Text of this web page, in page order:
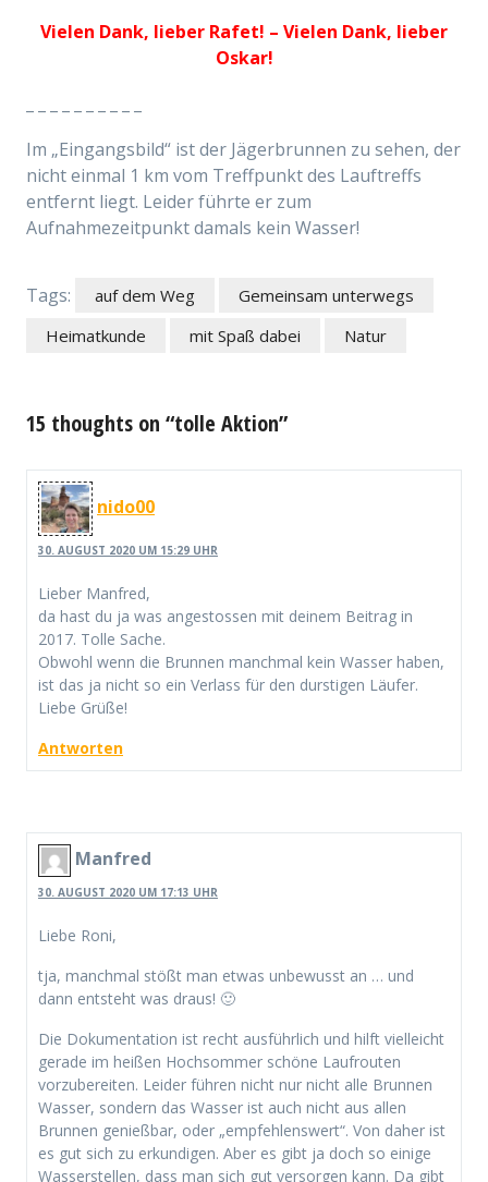
Vielen Dank, lieber Rafet! – Vielen Dank, lieber
Oskar!
Im „Eingangsbild“ ist der Jägerbrunnen zu sehen, der
nicht einmal 1 km vom Treffpunkt des Lauftreffs
entfernt liegt. Leider führte er zum
Aufnahmezeitpunkt damals kein Wasser!
Tags: auf dem Weg
Gemeinsam unterwegs
Heimatkunde
mit Spaß dabei Natur
15 thoughts on “tolle Aktion”
nido00
30. AUGUST 2020 UM 15:29 UHR
Lieber Manfred,
da hast du ja was angestossen mit deinem Beitrag in
2017. Tolle Sache.
Obwohl wenn die Brunnen manchmal kein Wasser haben,
ist das ja nicht so ein Verlass für den durstigen Läufer.
Liebe Grüße!
Antworten
Manfred
30. AUGUST 2020 UM 17:13 UHR
Liebe Roni,
tja, manchmal stößt man etwas unbewusst an … und
dann entsteht was draus! 🙂
Die Dokumentation ist recht ausführlich und hilft vielleicht
gerade im heißen Hochsommer schöne Laufrouten
vorzubereiten. Leider führen nicht nur nicht alle Brunnen
Wasser, sondern das Wasser ist auch nicht aus allen
Brunnen genießbar, oder „empfehlenswert“. Von daher ist
es gut sich zu erkundigen. Aber es gibt ja doch so einige
Wasserstellen, dass man sich gut versorgen kann. Da gibt